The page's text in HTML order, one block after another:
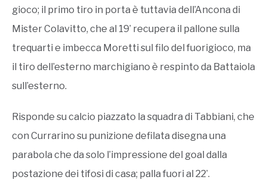
gioco; il primo tiro in porta è tuttavia dell’Ancona di
Mister Colavitto, che al 19’ recupera il pallone sulla
trequarti e imbecca Moretti sul filo del fuorigioco, ma
il tiro dell’esterno marchigiano è respinto da Battaiola
sull’esterno.
Risponde su calcio piazzato la squadra di Tabbiani, che
con Currarino su punizione defilata disegna una
parabola che da solo l’impressione del goal dalla
postazione dei tifosi di casa; palla fuori al 22’.